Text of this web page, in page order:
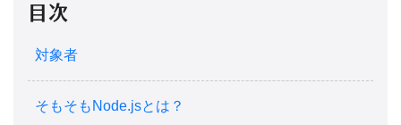
目次
対象者
そもそもNode.jsとは？